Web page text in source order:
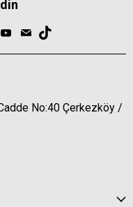
No:40 Çerkezköy /